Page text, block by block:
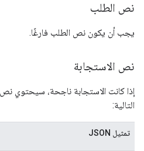
نص الطلب
يجب أن يكون نص الطلب فارغًا.
نص الاستجابة
إذا كانت الاستجابة ناجحة، سيحتوي نص
التالية:
تمثيل JSON